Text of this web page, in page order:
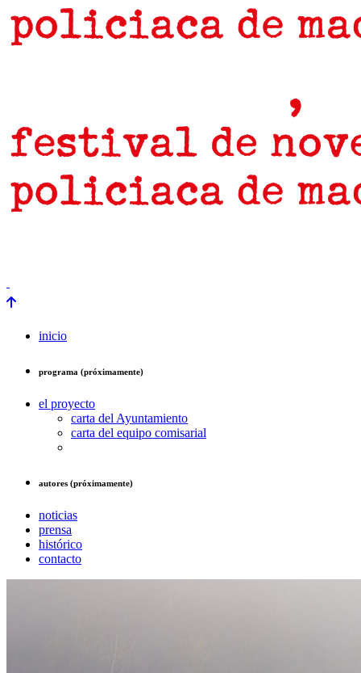
inicio
programa (próximamente)
el proyecto
carta del Ayuntamiento
carta del equipo comisarial
autores (próximamente)
noticias
prensa
histórico
contacto